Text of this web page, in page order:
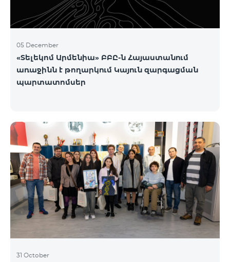
05 December
«Տելեկոմ Արմենիա» ԲԲԸ-ն Հայաստանում
առաջինն է թողարկում Կայուն զարգացման
պարտատոմսեր
31 October